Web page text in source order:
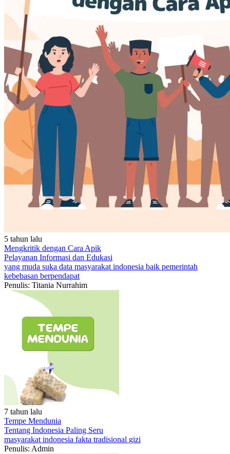
5 tahun lalu
Mengkritik dengan Cara Apik
Pelayanan Informasi dan Edukasi
yang muda suka data masyarakat indonesia baik pemerintah
kebebasan berpendapat
Penulis: Titania Nurrahim
7 tahun lalu
Tempe Mendunia
Tentang Indonesia Paling Seru
masyarakat indonesia fakta tradisional gizi
Penulis: Admin